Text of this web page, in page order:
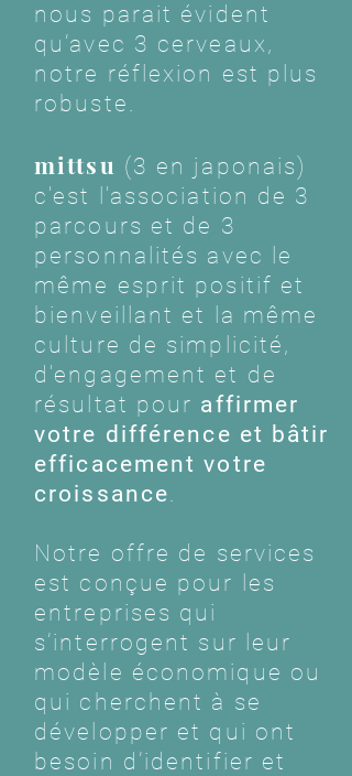
nous parait évident
qu’avec 3 cerveaux,
notre réflexion est plus
robuste.
mittsu (3 en japonais)
c'est l'association de 3
parcours et de 3
personnalités avec le
même esprit positif et
bienveillant et la même
culture de simplicité,
d'engagement et de
résultat pour affirmer
votre différence et bâtir
efficacement votre
croissance.
Notre offre de services
est conçue pour les
entreprises qui
s’interrogent sur leur
modèle économique ou
qui cherchent à se
développer et qui ont
besoin d’identifier et